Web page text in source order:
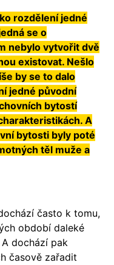
rozdělení jedné
se o
nebylo vytvořit dvě
existovat. Nešlo
by se to dalo
jedné původní
bytostí
A
bytosti byly poté
těl muže a
často k tomu,
období daleké
dochází pak
časově zařadit